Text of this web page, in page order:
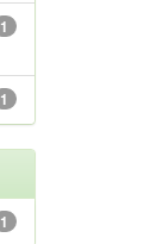
1
1
1